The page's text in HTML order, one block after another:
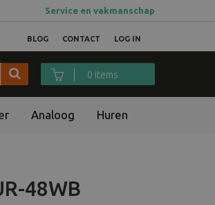
Service en vakmanschap
LOG IN
BLOG CONTACT
0 items
Analoog Huren
48WB